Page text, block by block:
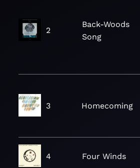
2
Back-Woods
Song
3 Homecoming
4 Four Winds